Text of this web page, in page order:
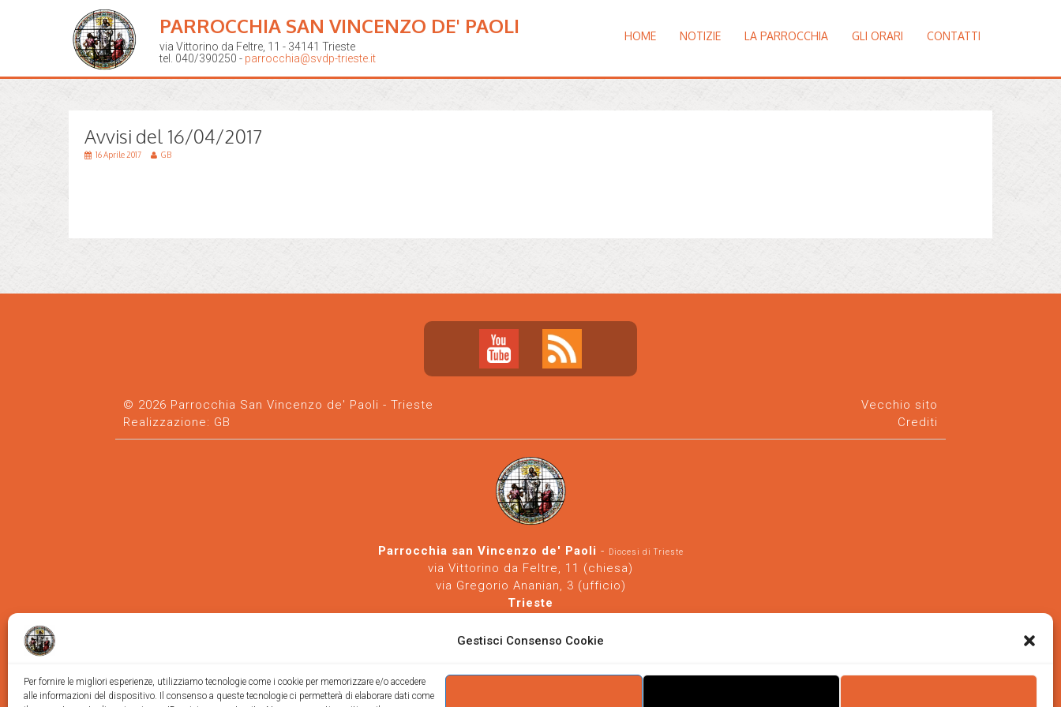
Gestisci Consenso Cookie
Per fornire le migliori esperienze, utilizziamo tecnologie come i cookie per memorizzare e/o accedere
alle informazioni del dispositivo. Il consenso a queste tecnologie ci permetterà di elaborare dati come
PARROCCHIA SAN VINCENZO DE' PAOLI
via Vittorino da Feltre, 11 - 34141 Trieste
tel. 040/390250 - parrocchia@svdp-trieste.it
HOME NOTIZIE LA PARROCCHIA GLI ORARI CONTATTI
Avvisi del 16/04/2017
16 Aprile 2017 GB
© 2026 Parrocchia San Vincenzo de' Paoli - Trieste
Realizzazione: GB
Vecchio sito
Crediti
Parrocchia san Vincenzo de' Paoli - Diocesi di Trieste
via Vittorino da Feltre, 11 (chiesa)
via Gregorio Ananian, 3 (ufficio)
Trieste
https://www.svdp-trieste.it-parrocchia@svdp-trieste.it
Informativa privacy-Informativa cookie